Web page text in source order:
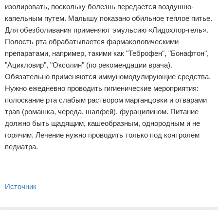
изолировать, поскольку болезнь передается воздушно-
капельным путем. Малышу показано обильное теплое питье.
Для обезболивания применяют эмульсию «Лидохлор-гель».
Полость рта обрабатывается фармакологическими
препаратами, например, такими как "Теброфен", "Бонафтон",
"Ацикловир", "Оксолин" (по рекомендации врача).
Обязательно применяются иммуномодулирующие средства.
Нужно ежедневно проводить гигиенические мероприятия:
полоскание рта слабым раствором марганцовки и отварами
трав (ромашка, череда, шалфей), фурацилином. Питание
должно быть щадящим, кашеобразным, однородным и не
горячим. Лечение нужно проводить только под контролем
педиатра.
Источник